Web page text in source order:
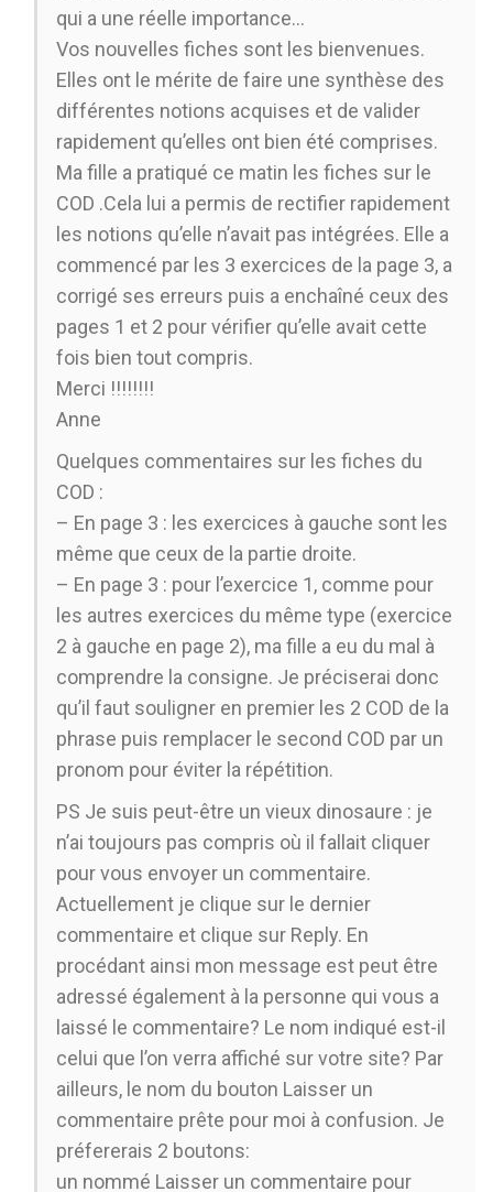
qui a une réelle importance…
Vos nouvelles fiches sont les bienvenues.
Elles ont le mérite de faire une synthèse des
différentes notions acquises et de valider
rapidement qu’elles ont bien été comprises.
Ma fille a pratiqué ce matin les fiches sur le
COD .Cela lui a permis de rectifier rapidement
les notions qu’elle n’avait pas intégrées. Elle a
commencé par les 3 exercices de la page 3, a
corrigé ses erreurs puis a enchaîné ceux des
pages 1 et 2 pour vérifier qu’elle avait cette
fois bien tout compris.
Merci !!!!!!!!
Anne
Quelques commentaires sur les fiches du
COD :
– En page 3 : les exercices à gauche sont les
même que ceux de la partie droite.
– En page 3 : pour l’exercice 1, comme pour
les autres exercices du même type (exercice
2 à gauche en page 2), ma fille a eu du mal à
comprendre la consigne. Je préciserai donc
qu’il faut souligner en premier les 2 COD de la
phrase puis remplacer le second COD par un
pronom pour éviter la répétition.
PS Je suis peut-être un vieux dinosaure : je
n’ai toujours pas compris où il fallait cliquer
pour vous envoyer un commentaire.
Actuellement je clique sur le dernier
commentaire et clique sur Reply. En
procédant ainsi mon message est peut être
adressé également à la personne qui vous a
laissé le commentaire? Le nom indiqué est-il
celui que l’on verra affiché sur votre site? Par
ailleurs, le nom du bouton Laisser un
commentaire prête pour moi à confusion. Je
préfererais 2 boutons:
un nommé Laisser un commentaire pour